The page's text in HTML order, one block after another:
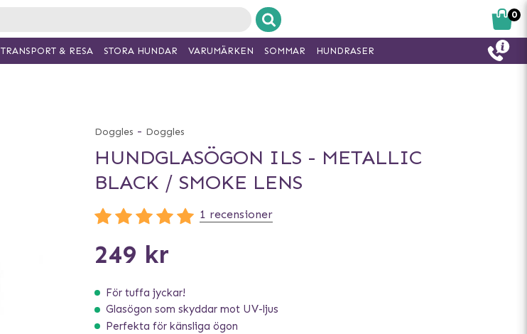
Doggles - Doggles
HUNDGLASÖGON ILS - METALLIC
BLACK / SMOKE LENS
1 recensioner
249 kr
För tuffa jyckar!
Glasögon som skyddar mot UV-ljus
Perfekta för känsliga ögon
0
TRANSPORT & RESA STORA HUNDAR VARUMÄRKEN SOMMAR HUNDRASER